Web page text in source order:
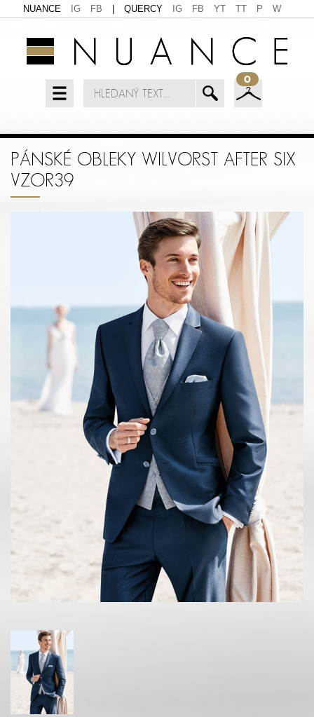
NUANCE IG FB QUERCY IG FB YT TT P W
0
PÁNSKÉ OBLEKY WILVORST AFTER SIX
VZOR39